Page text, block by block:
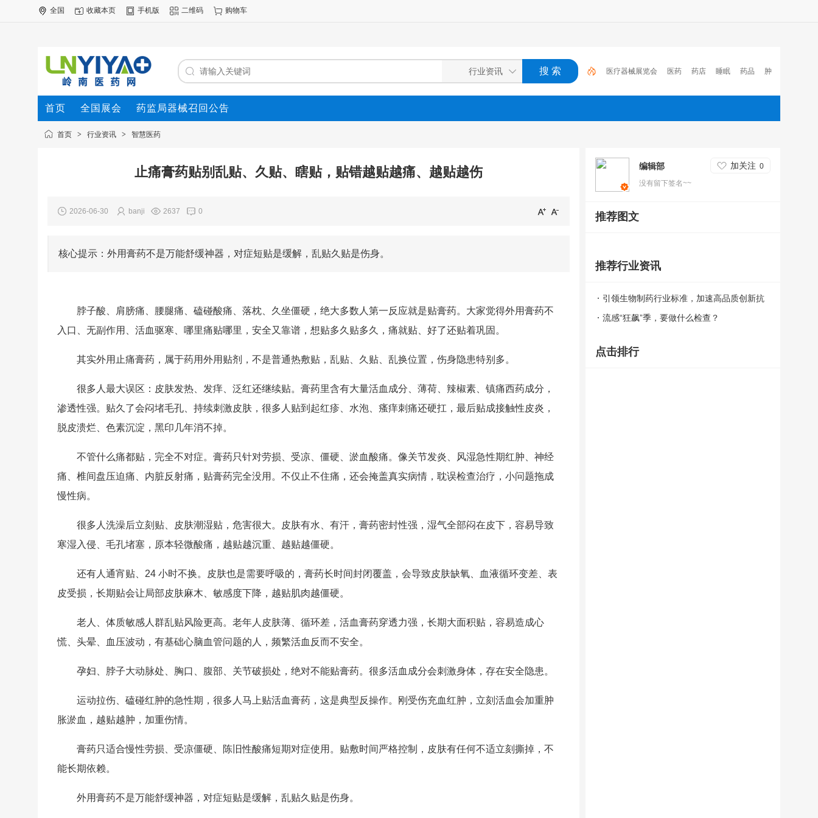
全国 收藏本页 手机版 二维码 购物车
医疗器械展览会 医药 药店 睡眠 药品 肿
瘤 医保 电子处方流转平台 2023 心脑血管疾
病
首页 全国展会 药监局器械召回公告
首页 > 行业资讯 > 智慧医药
止痛膏药贴别乱贴、久贴、瞎贴，贴错越贴越痛、越贴越伤
2026-06-30 banji 2637 0
核心提示：外用膏药不是万能舒缓神器，对症短贴是缓解，乱贴久贴是伤身。
脖子酸、肩膀痛、腰腿痛、磕碰酸痛、落枕、久坐僵硬，绝大多数人第一反应就是贴膏药。大家觉得外用膏药不
入口、无副作用、活血驱寒、哪里痛贴哪里，安全又靠谱，想贴多久贴多久，痛就贴、好了还贴着巩固。
其实外用止痛膏药，属于药用外用贴剂 ，不是普通热敷贴，乱贴、久贴、乱换位置，伤身隐患特别多。
很多人最大误区： 皮肤发热、发痒、泛红还继续贴。膏药里含有大量活血成分、薄荷、辣椒素、镇痛西药成分，
渗透性强。贴久了会闷堵毛孔、持续刺激皮肤，很多人贴到起红疹、水泡、瘙痒刺痛还硬扛，最后贴成接触性皮炎，
脱皮溃烂、色素沉淀，黑印几年消不掉。
不管什么痛都贴，完全不对症。膏药只针对劳损、受凉、僵硬、淤血酸痛。像关节发炎、风湿急性期红肿、神经
痛、椎间盘压迫痛、内脏反射痛，贴膏药完全没用。不仅止不住痛，还会掩盖真实病情，耽误检查治疗，小问题拖成
慢性病。
很多人 洗澡后立刻贴、皮肤潮湿贴 ，危害很大。皮肤有水、有汗，膏药密封性强，湿气全部闷在皮下，容易导致
寒湿入侵、毛孔堵塞，原本轻微酸痛，越贴越沉重、越贴越僵硬。
还有人通宵贴、24 小时不换。皮肤也是需要呼吸的，膏药长时间封闭覆盖，会导致皮肤缺氧、血液循环变差、表
皮受损，长期贴会让局部皮肤麻木、敏感度下降，越贴肌肉越僵硬。
老人、体质敏感人群乱贴风险更高。老年人皮肤薄、循环差，活血膏药穿透力强，长期大面积贴，容易造成心
慌、头晕、血压波动，有基础心脑血管问题的人，频繁活血反而不安全。
孕妇、脖子大动脉处、胸口、腹部、关节破损处， 绝对不能贴膏药。很多活血成分会刺激身体，存在安全隐患。
运动拉伤、磕碰红肿的急性期，很多人马上贴活血膏药，这是典型反操作。刚受伤充血红肿，立刻活血会加重肿
胀淤血，越贴越肿，加重伤情。
膏药只适合慢性劳损、受凉僵硬、陈旧性酸痛短期对症使用。贴敷时间严格控制，皮肤有任何不适立刻撕掉，不
能长期依赖。
外用膏药不是万能舒缓神器，对症短贴是缓解，乱贴久贴是伤身。
编辑部 加关注 0
没有留下签名~~
推荐图文
推荐行业资讯
引领生物制药行业标准，加速高品质创新抗
癌药惠及患者 ——百济神州广州生物药生
流感“狂飙”季，要做什么检查？
点击排行